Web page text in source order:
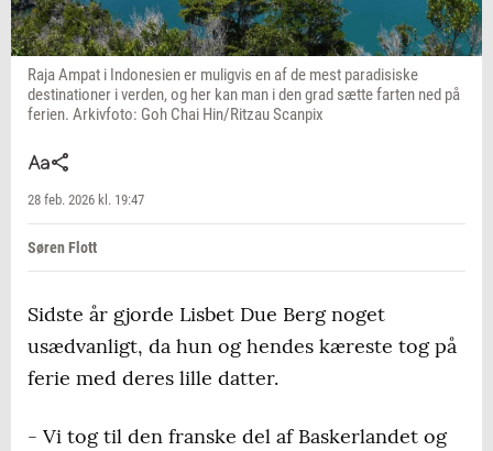
Raja Ampat i Indonesien er muligvis en af de mest paradisiske
destinationer i verden, og her kan man i den grad sætte farten ned på
ferien. Arkivfoto: Goh Chai Hin/Ritzau Scanpix
28 feb. 2026 kl. 19:47
Søren Flott
Sidste år gjorde Lisbet Due Berg noget
usædvanligt, da hun og hendes kæreste tog på
ferie med deres lille datter.
- Vi tog til den franske del af Baskerlandet og